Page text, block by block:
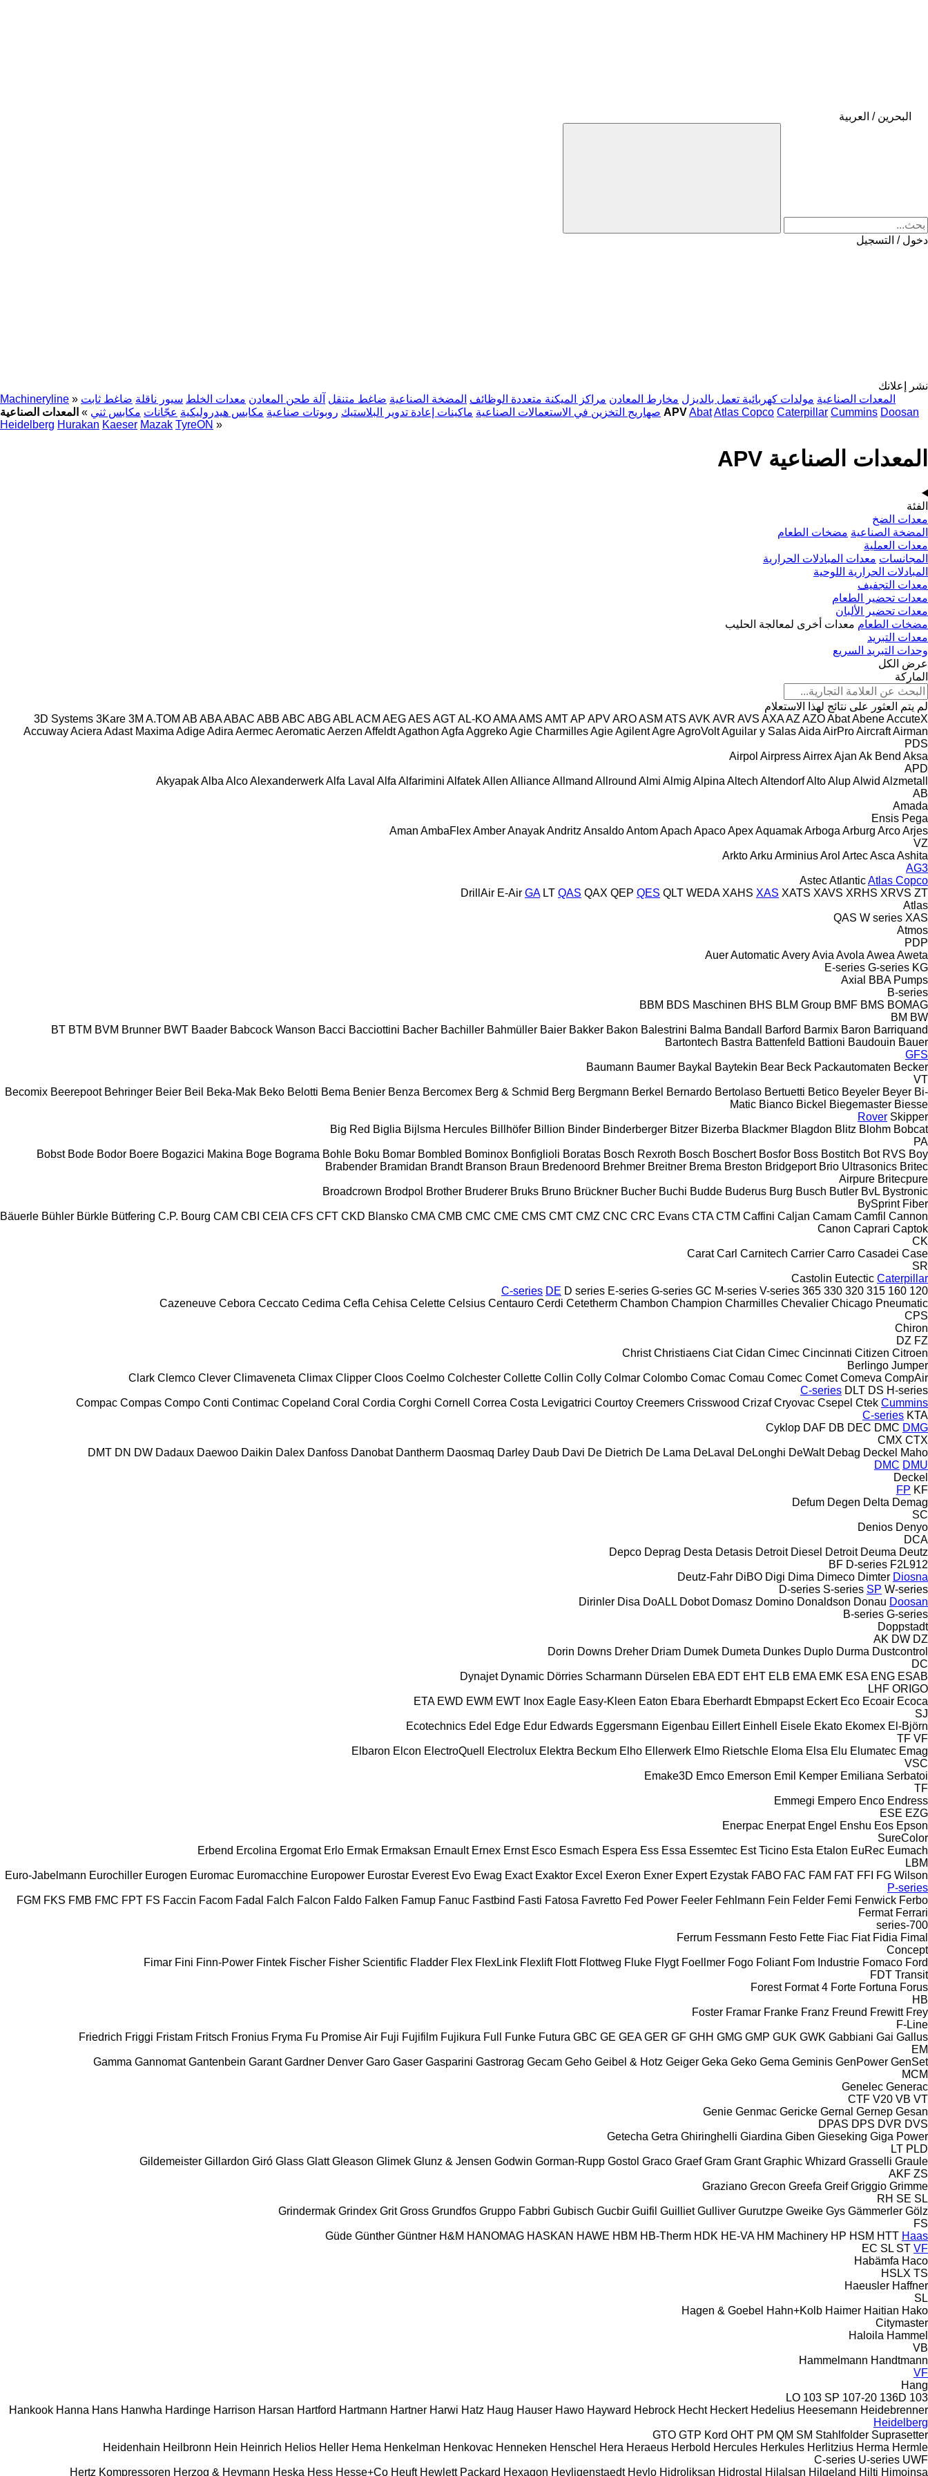
البحرين / العربية
دخول / التسجيل
نشر إعلانك
Machineryline » المعدات الصناعية مولدات كهربائية تعمل بالديزل مخارط المعادن مراكز الميكنة متعددة الوظائف المضخة الصناعية ضاغط متنقل آلة طحن المعادن معدات الخلط سيور ناقلة ضاغط ثابت
صهاريج التخزين في الاستعمالات الصناعية ماكينات إعادة تدوير البلاستيك روبوتات صناعية مكابس هيدروليكية عجّانات مكابس ثني » المعدات الصناعية APVAbatAtlas Copco Caterpillar Cummins Doosan
Heidelberg Hurakan Kaeser Mazak TyreON »
المعدات الصناعية APV
الفئة
معدات الضخ
المضخة الصناعية مضخات الطعام
معدات العملية
المجانسات معدات المبادلات الحرارية
المبادلات الحرارية اللوحية
معدات التجفيف
معدات تحضير الطعام
معدات تحضير الألبان
مضخات الطعام معدات أخرى لمعالجة الحليب
معدات التبريد
وحدات التبريد السريع
عرض الكل
الماركة
لم يتم العثور على نتائج لهذا الاستعلام
3D Systems 3Kare 3M A.TOM AB ABAABAC ABB ABC ABGABLACM AEGAES AGTAL-KOAMAAMS AMTAP APVAROASM ATS AVK AVR AVS AXAAZ AZOAbatAbeneAccuteX
AccuwayAciera Adast Maxima AdigeAdira AermecAeromaticAerzen AffeldtAgathon Agfa AggrekoAgie CharmillesAgieAgilentAgreAgroVoltAguilar y SalasAida AirProAircraftAirman
PDS
Airpol AirpressAirrexAjan Ak Bend Aksa
APD
AkyapakAlba AlcoAlexanderwerkAlfa Laval Alfa Alfarimini AlfatekAllen AllianceAllmand Allround Almi Almig Alpina Altech AltendorfAltoAlupAlwid Alzmetall
AB
Amada
Ensis Pega
Aman AmbaFlexAmberAnayakAndritz AnsaldoAntomApach ApacoApexAquamakArboga Arburg ArcoArjes
VZ
ArktoArku ArminiusArol ArtecAsca Ashita
AG3
AstecAtlanticAtlas Copco
DrillAir E-Air GA LT QAS QAX QEP QES QLT WEDA XAHS XAS XATS XAVS XRHS XRVS ZT
Atlas
QAS W series XAS
Atmos
PDP
AuerAutomaticAveryAvia Avola Awea Aweta
E-series G-series KG
Axial
BBA Pumps
B-series
BBM BDS Maschinen BHS BLM Group BMF BMS BOMAG
BM BW
BT BTM BVM Brunner BWT Baader Babcock Wanson Bacci Bacciottini Bacher Bachiller Bahmüller Baier Bakker Bakon Balestrini Balma Bandall Barford Barmix Baron Barriquand
Bartontech Bastra Battenfeld Battioni Baudouin Bauer
GFS
Baumann Baumer Baykal Baytekin Bear Beck Packautomaten Becker
VT
Becomix Beerepoot Behringer Beier Beil Beka-Mak Beko Belotti Bema Benier Benza Bercomex Berg & Schmid Berg Bergmann Berkel Bernardo Bertolaso Bertuetti Betico Beyeler Beyer Bi-
Matic Bianco Bickel Biegemaster Biesse
Rover Skipper
Big Red Biglia Bijlsma Hercules Billhöfer Billion Binder Binderberger Bitzer Bizerba Blackmer Blagdon Blitz Blohm Bobcat
PA
Bobst Bode Bodor Boere Bogazici Makina Boge Bograma Bohle Boku Bomar Bombled Bominox Bonfiglioli Boratas Bosch Rexroth Bosch Boschert Bosfor Boss Bostitch Bot RVS Boy
Brabender Bramidan Brandt Branson Braun Bredenoord Brehmer Breitner Brema Breston Bridgeport Brio Ultrasonics Britec
Airpure Britecpure
Broadcrown Brodpol Brother Bruderer Bruks Bruno Brückner Bucher Buchi Budde Buderus Burg Busch Butler BvL Bystronic
BySprint Fiber
Bäuerle Bühler Bürkle Bütfering C.P. Bourg CAM CBI CEIA CFS CFT CKD Blansko CMA CMB CMC CME CMS CMT CMZ CNC CRC Evans CTA CTM Caffini Caljan Camam Camfil Cannon
Canon Caprari Captok
CK
Carat Carl Carnitech Carrier Carro Casadei Case
SR
Castolin Eutectic Caterpillar
120
160
315
320
330
365
C-series DE D series E-series G-series GC M-series V-series
Cazeneuve Cebora Ceccato Cedima Cefla Cehisa Celette Celsius Centauro Cerdi Cetetherm Chambon Champion Charmilles Chevalier Chicago Pneumatic
CPS
Chiron
DZ FZ
Christ Christiaens Ciat Cidan Cimec Cincinnati Citizen Citroen
Berlingo Jumper
Clark Clemco Clever Climaveneta Climax Clipper Cloos Coelmo Colchester Collette Collin Colly Colmar Colombo Comac Comau Comec Comet Comeva CompAir
C-series DLT DS H-series
Compac Compas Compo Conti Contimac Copeland Coral Cordia Corghi Cornell Correa Costa Levigatrici Courtoy Creemers Crisswood Crizaf Cryovac Csepel Ctek Cummins
C-series KTA
Cyklop DAF DB DEC DMC DMG
CMX CTX
DMT DN DW Dadaux Daewoo Daikin Dalex Danfoss Danobat Dantherm Daosmaq Darley Daub Davi De Dietrich De Lama DeLaval DeLonghi DeWalt Debag Deckel Maho
DMC DMU
Deckel
FP KF
Defum Degen Delta Demag
SC
Denios Denyo
DCA
Depco Deprag Desta Detasis Detroit Diesel Detroit Deuma Deutz
BF D-series F2L912
Deutz-Fahr DiBO Digi Dima Dimeco Dimter Diosna
D-series S-series SP W-series
Dirinler Disa DoALL Dobot Domasz Domino Donaldson Donau Doosan
B-series G-series
Doppstadt
AK DW DZ
Dorin Downs Dreher Driam Dumek Dumeta Dunkes Duplo Durma Dustcontrol
DC
Dynajet Dynamic Dörries Scharmann Dürselen EBA EDT EHT ELB EMA EMK ESA ENG ESAB
LHF ORIGO
ETA EWD EWM EWT Inox Eagle Easy-Kleen Eaton Ebara Eberhardt Ebmpapst Eckert Eco Ecoair Ecoca
SJ
Ecotechnics Edel Edge Edur Edwards Eggersmann Eigenbau Eillert Einhell Eisele Ekato Ekomex El-Björn
TF VF
Elbaron Elcon ElectroQuell Electrolux Elektra Beckum Elho Ellerwerk Elmo Rietschle Eloma Elsa Elu Elumatec Emag
VSC
Emake3D Emco Emerson Emil Kemper Emiliana Serbatoi
TF
Emmegi Empero Enco Endress
ESE EZG
Enerpac Enerpat Engel Enshu Eos Epson
SureColor
Erbend Ercolina Ergomat Erlo Ermak Ermaksan Ernault Ernex Ernst Esco Esmach Espera Ess Essa Essemtec Est Ticino Esta Etalon EuRec Eumach
LBM
Euro-Jabelmann Eurochiller Eurogen Euromac Euromacchine Europower Eurostar Everest Evo Ewag Exact Exaktor Excel Exeron Exner Expert Ezystak FABO FAC FAM FAT FFI FG Wilson
P-series
FGM FKS FMB FMC FPT FS Faccin Facom Fadal Falch Falcon Faldo Falken Famup Fanuc Fastbind Fasti Fatosa Favretto Fed Power Feeler Fehlmann Fein Felder Femi Fenwick Ferbo
Fermat Ferrari
700-series
Ferrum Fessmann Festo Fette Fiac Fiat Fidia Fimal
Concept
Fimar Fini Finn-Power Fintek Fischer Fisher Scientific Fladder Flex FlexLink Flexlift Flott Flottweg Fluke Flygt Foellmer Fogo Foliant Fom Industrie Fomaco Ford
FDT Transit
Forest Format 4 Forte Fortuna Forus
HB
Foster Framar Franke Franz Freund Frewitt Frey
F-Line
Friedrich Friggi Fristam Fritsch Fronius Fryma Fu Promise Air Fuji Fujifilm Fujikura Full Funke Futura GBC GE GEA GER GF GHH GMG GMP GUK GWK Gabbiani Gai Gallus
EM
Gamma Gannomat Gantenbein Garant Gardner Denver Garo Gaser Gasparini Gastrorag Gecam Geho Geibel & Hotz Geiger Geka Geko Gema Geminis GenPower GenSet
MCM
Genelec Generac
CTF V20 VB VT
Genie Genmac Gericke Gernal Gernep Gesan
DPAS DPS DVR DVS
Getecha Getra Ghiringhelli Giardina Giben Gieseking Giga Power
LT PLD
Gildemeister Gillardon Giró Glass Glatt Gleason Glimek Glunz & Jensen Godwin Gorman-Rupp Gostol Graco Graef Gram Grant Graphic Whizard Grasselli Graule
AKF ZS
Graziano Grecon Greefa Greif Griggio Grimme
RH SE SL
Grindermak Grindex Grit Gross Grundfos Gruppo Fabbri Gubisch Gucbir Guifil Guilliet Gulliver Gurutzpe Gweike Gys Gämmerler Gölz
FS
Güde Günther Güntner H&M HANOMAG HASKAN HAWE HBM HB‑Therm HDK HE-VA HM Machinery HP HSM HTT Haas
EC SL ST VF
Habämfa Haco
HSLX TS
Haeusler Haffner
SL
Hagen & Goebel Hahn+Kolb Haimer Haitian Hako
Citymaster
Haloila Hammel
VB
Hammelmann Handtmann
VF
Hang
103 LO
103 SP 107-20 136D
Hankook Hanna Hans Hanwha Hardinge Harrison Harsan Hartford Hartmann Hartner Harwi Hatz Haug Hauser Hawo Hayward Hebrock Hecht Heckert Hedelius Heesemann Heidebrenner
Heidelberg
GTO GTP Kord OHT PM QM SM Stahlfolder Suprasetter
Heidenhain Heilbronn Hein Heinrich Helios Heller Hema Henkelman Henkovac Henneken Henschel Hera Heraeus Herbold Hercules Herkules Herlitzius Herma Hermle
C-series U-series UWF
Hertz Kompressoren Herzog & Heymann Heska Hess Hesse+Co Heuft Hewlett Packard Hexagon Heyligenstaedt Heylo Hidroliksan Hidrostal Hilalsan Hilgeland Hilti Himoinsa